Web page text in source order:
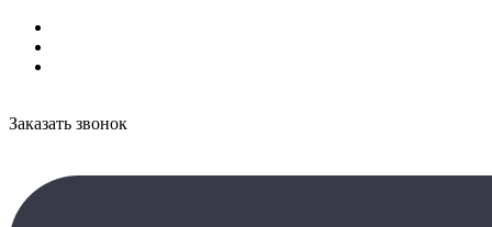
Заказать звонок